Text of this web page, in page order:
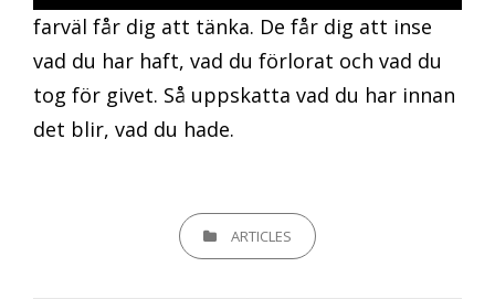
farväl får dig att tänka. De får dig att inse
vad du har haft, vad du förlorat och vad du
tog för givet. Så uppskatta vad du har innan
det blir, vad du hade.
KATEGORIERARTICLES